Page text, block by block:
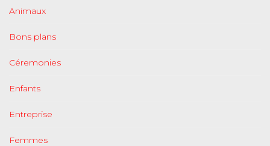
Animaux
Bons plans
Céremonies
Enfants
Entreprise
Femmes